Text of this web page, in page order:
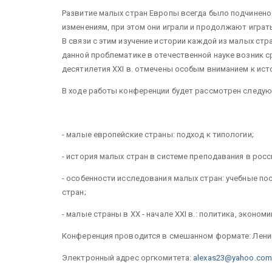
Развитие малых стран Европы всегда было
изменениям, при этом они играли и продолжают
В связи с этим изучение истории каждой из малых
данной проблематике в отечественной науке возник
десятилетия ХХI в. отмечены особым вниманием к
В ходе работы конференции будет рассмотрен
- малые европейские страны: подход к типологии;
- история малых стран в системе преподавания в
- особенности исследования малых стран: учебные
стран;
- малые страны в ХХ - начале XXI в.: политика,
Конференция проводится в смешанном формате:
Электронный адрес оргкомитета: alexas23@yahoo.com